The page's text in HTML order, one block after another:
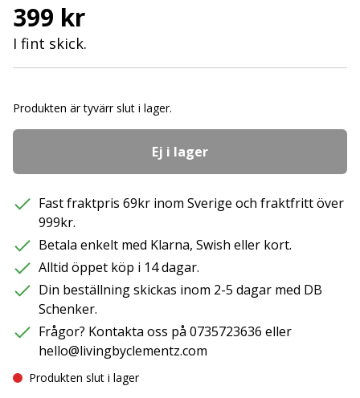
399 kr
I fint skick.
Produkten är tyvärr slut i lager.
Ej i lager
Fast fraktpris 69kr inom Sverige och fraktfritt över
999kr.
Betala enkelt med Klarna, Swish eller kort.
Alltid öppet köp i 14 dagar.
Din beställning skickas inom 2-5 dagar med DB
Schenker.
Frågor? Kontakta oss på 0735723636 eller
hello@livingbyclementz.com
Produkten slut i lager